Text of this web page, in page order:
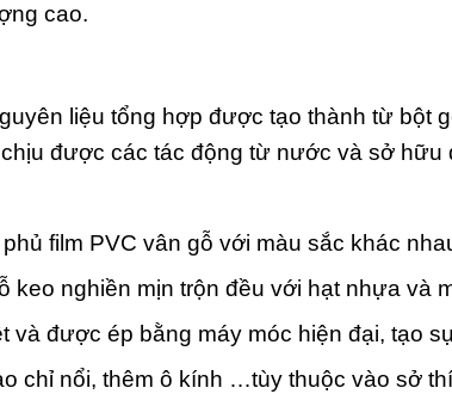
cao.
liệu tổng hợp được tạo thành từ bột
được các tác động từ nước và sở
film PVC vân gỗ với màu sắc khác
keo nghiền mịn trộn đều với hạt nhựa và
được ép bằng máy móc hiện đại, tạo
chỉ nổi, thêm ô kính …tùy thuộc vào sở